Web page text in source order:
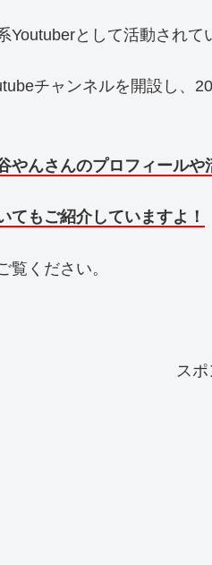
Youtuberとして活動され
チャンネルを開設し、
やんさんのプロフィール
てもご紹介していますよ！
覧ください。
スポ